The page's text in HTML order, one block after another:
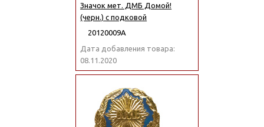
Значок мет. ДМБ Домой!
(черн.) с подковой
20120009А
Дата добавления товара:
08.11.2020